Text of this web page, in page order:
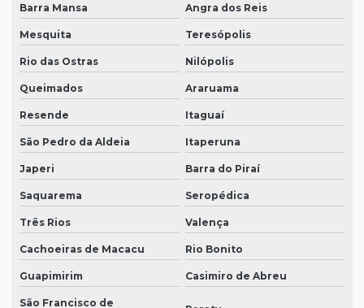
Barra Mansa Angra dos Reis
Mesquita Teresópolis
Rio das Ostras Nilópolis
Queimados Araruama
Resende Itaguaí
São Pedro da Aldeia Itaperuna
Japeri Barra do Piraí
Saquarema Seropédica
Três Rios Valença
Cachoeiras de Macacu Rio Bonito
Guapimirim Casimiro de Abreu
São Francisco de